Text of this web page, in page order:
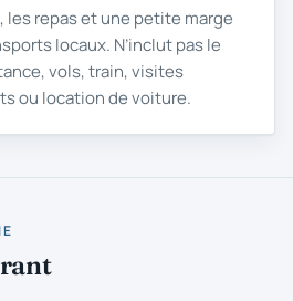
les repas et une petite marge
locaux. N’inclut pas le
vols, train, visites
ou location de voiture.